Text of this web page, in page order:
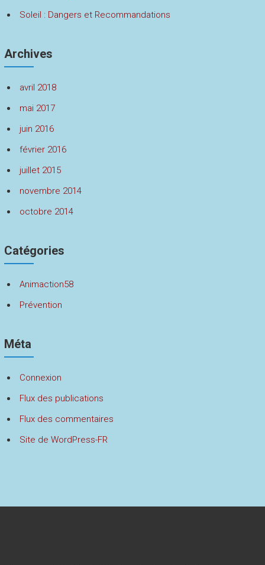
Soleil : Dangers et Recommandations
Archives
avril 2018
mai 2017
juin 2016
février 2016
juillet 2015
novembre 2014
octobre 2014
Catégories
Animaction58
Prévention
Méta
Connexion
Flux des publications
Flux des commentaires
Site de WordPress-FR